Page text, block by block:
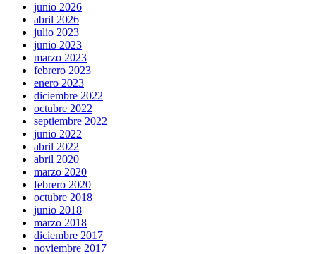
junio 2026
abril 2026
julio 2023
junio 2023
marzo 2023
febrero 2023
enero 2023
diciembre 2022
octubre 2022
septiembre 2022
junio 2022
abril 2022
abril 2020
marzo 2020
febrero 2020
octubre 2018
junio 2018
marzo 2018
diciembre 2017
noviembre 2017